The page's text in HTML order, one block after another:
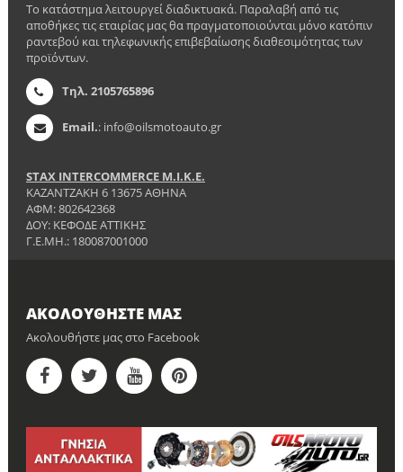
Το κατάστημα λειτουργεί διαδικτυακά. Παραλαβή από τις
αποθήκες τις εταιρίας μας θα πραγματοποιούνται μόνο κατόπιν
ραντεβού και τηλεφωνικής επιβεβαίωσης διαθεσιμότητας των
προϊόντων.
Τηλ. 2105765896
Email.: info@oilsmotoauto.gr
STAX INTERCOMMERCE Μ.Ι.Κ.Ε.
ΚΑΖΑΝΤΖΑΚΗ 6 13675 ΑΘΗΝΑ
ΑΦΜ: 802642368
ΔΟΥ: ΚΕΦΟΔΕ ΑΤΤΙΚΗΣ
Γ.Ε.ΜΗ.: 180087001000
ΑΚΟΛΟΥΘΉΣΤΕ ΜΑΣ
Ακολουθήστε μας στο Facebook